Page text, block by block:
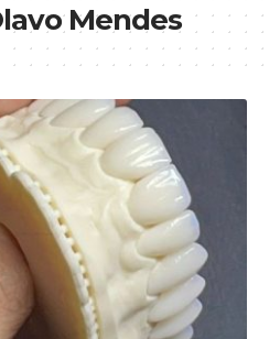
Mendes